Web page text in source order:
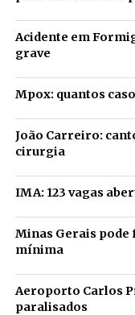
Acidente em
grave
Mpox: quantos
João Carreiro:
cirurgia
IMA: 123 vagas
Minas Gerais pode
mínima
Aeroporto Carlos
paralisados